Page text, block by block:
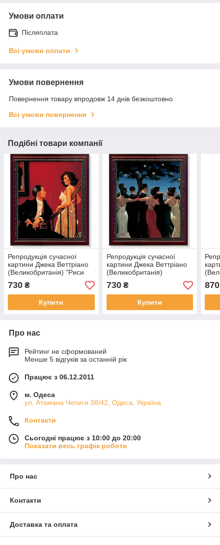
Умови оплати
Післяплата
Всі умови оплати
Умови повернення
Повернення товару впродовж 14 днів безкоштовно
Всі умови повернення
Подібні товари компанії
Репродукція сучасної
картини Джека Веттріано
(Великобританія) "Риси
730 ₴
Купити
Репродукція сучасної
картини Джека Веттріано
(Великобританія)
730₴
Купити
870
Про нас
Рейтинг не сформований
Менше 5 відгуків за останній рік
Працює з 06.12.2011
м. Одеса
ул. Атамана Чепиги 38/42, Одеса, Україна
Контакти
Сьогодні працює з 10:00 до 20:00
Показати весь графік роботи
Про нас
Контакти
Доставка та оплата